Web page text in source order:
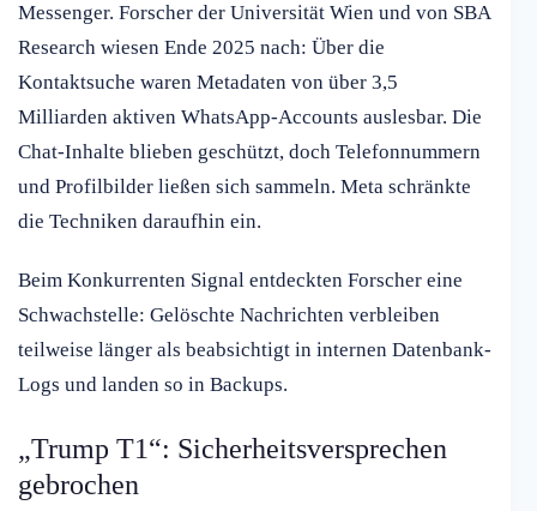
Messenger. Forscher der Universität Wien und von SBA
Research wiesen Ende 2025 nach: Über die
Kontaktsuche waren Metadaten von über 3,5
Milliarden aktiven WhatsApp-Accounts auslesbar. Die
Chat-Inhalte blieben geschützt, doch Telefonnummern
und Profilbilder ließen sich sammeln. Meta schränkte
die Techniken daraufhin ein.
Beim Konkurrenten Signal entdeckten Forscher eine
Schwachstelle: Gelöschte Nachrichten verbleiben
teilweise länger als beabsichtigt in internen Datenbank-
Logs und landen so in Backups.
„Trump T1“: Sicherheitsversprechen
gebrochen